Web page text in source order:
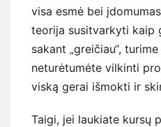
visa esmė bei
teorija susitvarkyti kaip
sakant „greičiau“,
neturėtumėte vilkinti
viską gerai išmokti ir
Taigi, jei laukiate kursų